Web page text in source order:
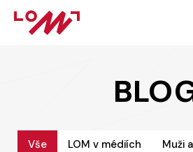
KURZY
Vše LOM v médiích
Muži